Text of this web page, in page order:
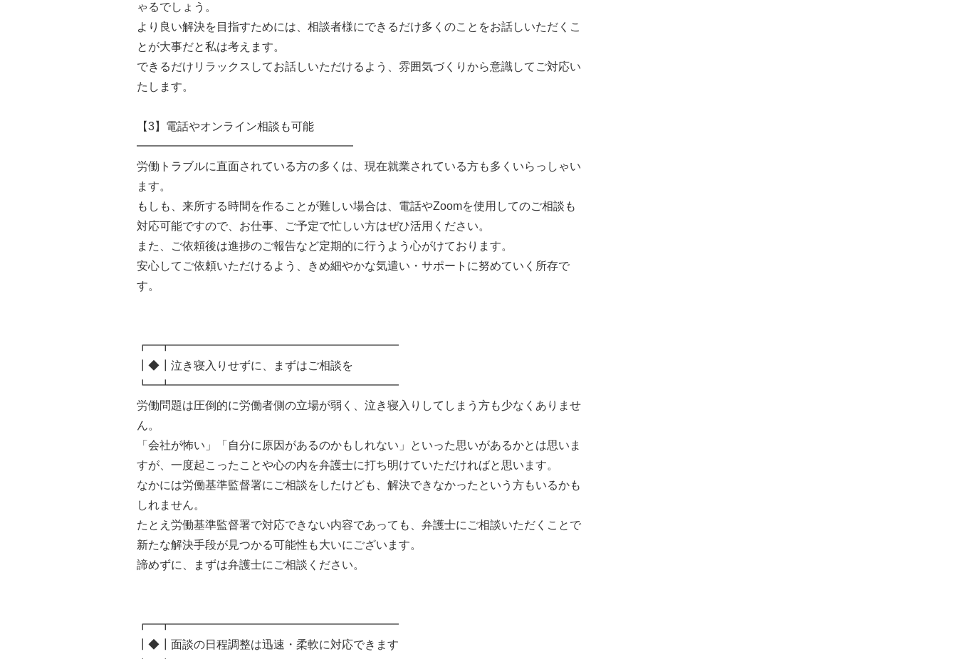
ゃるでしょう。
より良い解決を目指すためには、相談者様にできるだけ多くのことをお話しいただくこ
とが大事だと私は考えます。
できるだけリラックスしてお話しいただけるよう、雰囲気づくりから意識してご対応い
たします。
【3】電話やオンライン相談も可能
━━━━━━━━━━━━━━━━━━━
労働トラブルに直面されている方の多くは、現在就業されている方も多くいらっしゃい
ます。
もしも、来所する時間を作ることが難しい場合は、電話やZoomを使用してのご相談も
対応可能ですので、お仕事、ご予定で忙しい方はぜひ活用ください。
また、ご依頼後は進捗のご報告など定期的に行うよう心がけております。
安心してご依頼いただけるよう、きめ細やかな気遣い・サポートに努めていく所存で
す。
┏━┳━━━━━━━━━━━━━━━━━━━━
┃◆┃泣き寝入りせずに、まずはご相談を
┗━┻━━━━━━━━━━━━━━━━━━━━
労働問題は圧倒的に労働者側の立場が弱く、泣き寝入りしてしまう方も少なくありませ
ん。
「会社が怖い」「自分に原因があるのかもしれない」といった思いがあるかとは思いま
すが、一度起こったことや心の内を弁護士に打ち明けていただければと思います。
なかには労働基準監督署にご相談をしたけども、解決できなかったという方もいるかも
しれません。
たとえ労働基準監督署で対応できない内容であっても、弁護士にご相談いただくことで
新たな解決手段が見つかる可能性も大いにございます。
諦めずに、まずは弁護士にご相談ください。
┏━┳━━━━━━━━━━━━━━━━━━━━
┃◆┃面談の日程調整は迅速・柔軟に対応できます